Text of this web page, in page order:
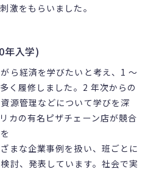
激をもらいました。
年入学)
ら経済を学びたいと考え、1 ～
く履修しました。2 年次からの
源管理などについて学びを深
カの有名ピザチェーン店が競合
まな企業事例を扱い、班ごとに
討、発表しています。社会で実